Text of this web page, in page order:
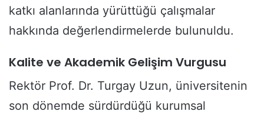
katkı alanlarında yürüttüğü çalışmalar
hakkında değerlendirmelerde bulunuldu.
Kalite ve Akademik Gelişim Vurgusu
Rektör Prof. Dr. Turgay Uzun, üniversitenin
son dönemde sürdürdüğü kurumsal